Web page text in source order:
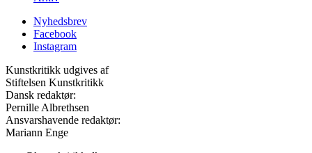
Nyhedsbrev
Facebook
Instagram
Kunstkritikk udgives af
Stiftelsen Kunstkritikk
Dansk redaktør:
Pernille Albrethsen
Ansvarshavende redaktør:
Mariann Enge